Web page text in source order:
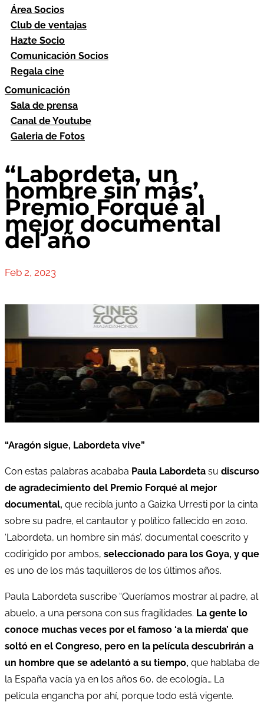
Área Socios
Club de ventajas
Hazte Socio
Comunicación Socios
Regala cine
Comunicación
Sala de prensa
Canal de Youtube
Galeria de Fotos
“Labordeta, un
hombre sin más’.
Premio Forqué al
mejor documental
del año
Feb 2, 2023
“Aragón sigue, Labordeta vive”
Con estas palabras acababa Paula Labordeta su discurso
de agradecimiento del Premio Forqué al mejor
documental, que recibía junto a Gaizka Urresti por la cinta
sobre su padre, el cantautor y político fallecido en 2010.
‘Labordeta, un hombre sin más’, documental coescrito y
codirigido por ambos, seleccionado para los Goya, y que
es uno de los más taquilleros de los últimos años.
Paula Labordeta suscribe “Queríamos mostrar al padre, al
abuelo, a una persona con sus fragilidades. La gente lo
conoce muchas veces por el famoso ‘a la mierda’ que
soltó en el Congreso, pero en la película descubrirán a
un hombre que se adelantó a su tiempo, que hablaba de
la España vacía ya en los años 60, de ecología… La
película engancha por ahí, porque todo está vigente.